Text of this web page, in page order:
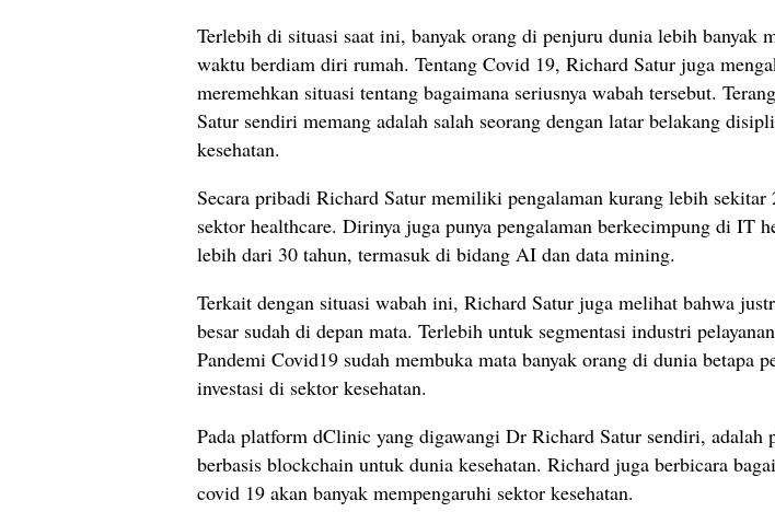
Terlebih di situasi saat ini, banyak orang di penjuru dunia lebih banyak
waktu berdiam diri rumah. Tentang Covid 19, Richard Satur juga
meremehkan situasi tentang bagaimana seriusnya wabah tersebut.
Satur sendiri memang adalah salah seorang dengan latar belakang
kesehatan.
Secara pribadi Richard Satur memiliki pengalaman kurang lebih sekitar
sektor healthcare. Dirinya juga punya pengalaman berkecimpung di IT
lebih dari 30 tahun, termasuk di bidang AI dan data mining.
Terkait dengan situasi wabah ini, Richard Satur juga melihat bahwa
besar sudah di depan mata. Terlebih untuk segmentasi industri
Pandemi Covid19 sudah membuka mata banyak orang di dunia betapa
investasi di sektor kesehatan.
Pada platform dClinic yang digawangi Dr Richard Satur sendiri, adalah
berbasis blockchain untuk dunia kesehatan. Richard juga berbicara
covid 19 akan banyak mempengaruhi sektor kesehatan.